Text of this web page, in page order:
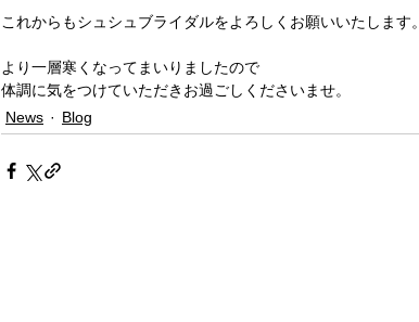
これからもシュシュブライダルをよろしくお願いいたします。
より一層寒くなってまいりましたので
体調に気をつけていただきお過ごしくださいませ。
News
Blog